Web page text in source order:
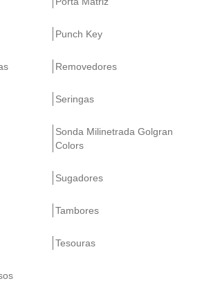
Punch Key
Removedores
Seringas
Sonda Milinetrada Golgran
Colors
Sugadores
Tambores
Tesouras